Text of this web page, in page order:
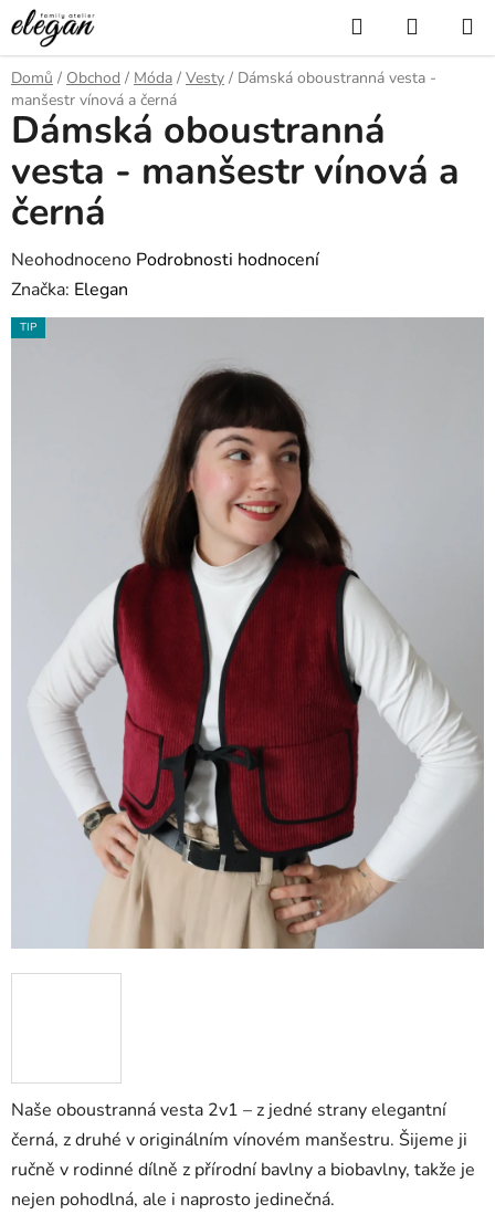
Přejít
na
obsah
Hledat
KOŠÍK
Domů / Obchod / Móda / Vesty / Dámská oboustranná vesta -
manšestr vínová a černá
Naše oboustranná vesta 2v1 – z jedné strany elegantní
černá, z druhé v originálním vínovém manšestru. Šijeme ji
ručně v rodinné dílně z přírodní bavlny a biobavlny, takže je
nejen pohodlná, ale i naprosto jedinečná.
Dámská oboustranná
vesta - manšestr vínová a
černá
Průměrné
hodnocení
produktu
Neohodnoceno Podrobnosti hodnocení
Značka: Elegan
TIP